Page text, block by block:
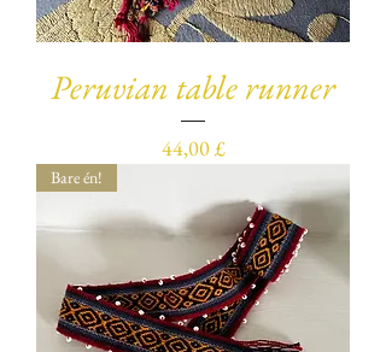
Peruvian table runner
Pris
44,00 £
Bare én!